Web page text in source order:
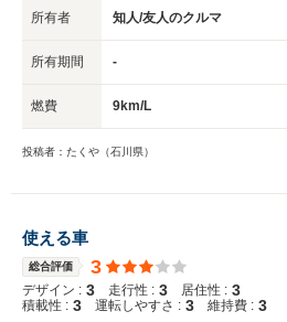
所有者 知人/友人のクルマ
所有期間 -
燃費 9km/L
投稿者：たくや（石川県）
使える車
総合評価 3
デザイン : 3 走行性 : 3 居住性 : 3
積載性 : 3 運転しやすさ : 3 維持費 : 3